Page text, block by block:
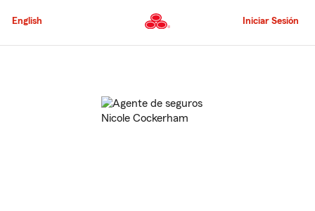
al
principal
English Iniciar Sesión